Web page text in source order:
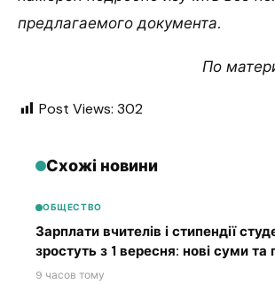
предлагаемого документа.
По
Post Views: 302
Схожі новини
ОБЩЕСТВО
Зарплати вчителів і стипендії
зростуть з 1 вересня: нові суми та
9 часов тому